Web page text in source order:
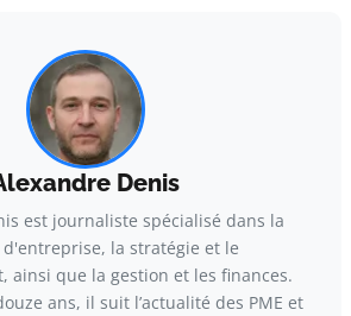
Denis
est journaliste spécialisé dans la
la stratégie et le
ainsi que la gestion et les finances.
ans, il suit l’actualité des PME et